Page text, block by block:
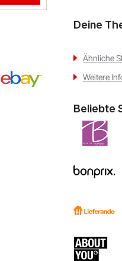
Deine
Ähnliche
Weitere
Beliebte